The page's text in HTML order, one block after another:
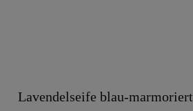
Lavendelseife blau-marmoriert